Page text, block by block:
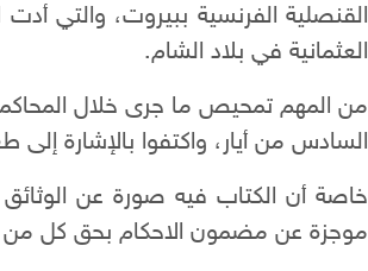
القنصلية الفرنسية ببيروت، والتي أدت
العثمانية في بلاد الشام.
من المهم تمحيص ما جرى خلال
السادس من أيار، واكتفوا بالإشارة
خاصة أن الكتاب فيه صورة عن
موجزة عن مضمون الاحكام بحق كل من